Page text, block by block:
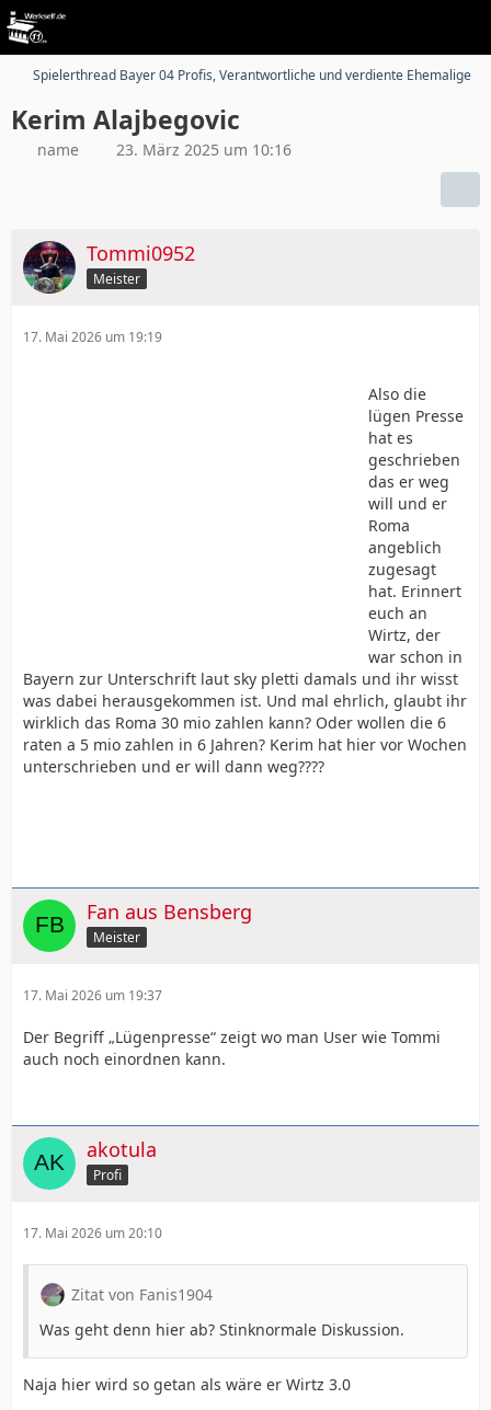
Spielerthread Bayer 04 Profis, Verantwortliche und verdiente Ehemalige
Kerim Alajbegovic
name 23. März 2025 um 10:16
Tommi0952
Meister
17. Mai 2026 um 19:19
Also die
lügen Presse
hat es
geschrieben
das er weg
will und er
Roma
angeblich
zugesagt
hat. Erinnert
euch an
Wirtz, der
war schon in
Bayern zur Unterschrift laut sky pletti damals und ihr wisst
was dabei herausgekommen ist. Und mal ehrlich, glaubt ihr
wirklich das Roma 30 mio zahlen kann? Oder wollen die 6
raten a 5 mio zahlen in 6 Jahren? Kerim hat hier vor Wochen
unterschrieben und er will dann weg????
Fan aus Bensberg
Meister
17. Mai 2026 um 19:37
Der Begriff „Lügenpresse“ zeigt wo man User wie Tommi
auch noch einordnen kann.
akotula
Profi
17. Mai 2026 um 20:10
Zitat von Fanis1904
Was geht denn hier ab? Stinknormale Diskussion.
Naja hier wird so getan als wäre er Wirtz 3.0